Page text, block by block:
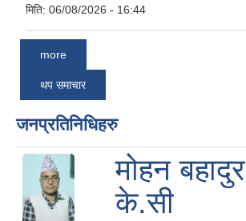
मिति: 06/08/2026 - 16:44
more
थप समाचार
जनप्रतिनिधिहरु
मोहन बहादुर
के.सी